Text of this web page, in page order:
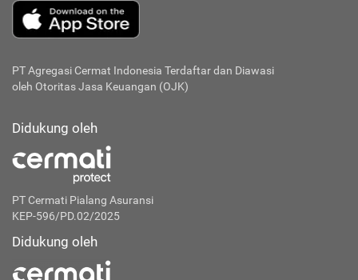
PT Agregasi Cermat Indonesia Terdaftar dan Diawasi
oleh Otoritas Jasa Keuangan (OJK)
Didukung oleh
PT Cermati Pialang Asuransi
KEP-596/PD.02/2025
Didukung oleh